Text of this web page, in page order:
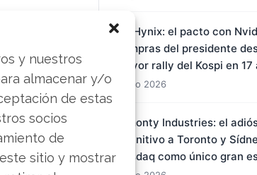
y nuestros
almacenar y/o
de estas
socios
de
sitio y mostrar
de
de
SK Hynix: el pacto con
compras del presidente
mayor rally del Kospi en 17
1 Ago 2026
Almonty Industries: el
definitivo a Toronto y
Nasdaq como único gran